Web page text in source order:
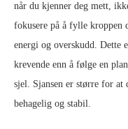
når du kjenner deg mett,
fokusere på å fylle kroppen
energi og overskudd. Dette
krevende enn å følge en
sjel. Sjansen er større for at
behagelig og stabil.